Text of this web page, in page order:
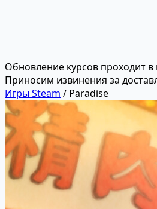
Обновление курсов проходит
Приносим извинения за
Игры Steam / Paradise